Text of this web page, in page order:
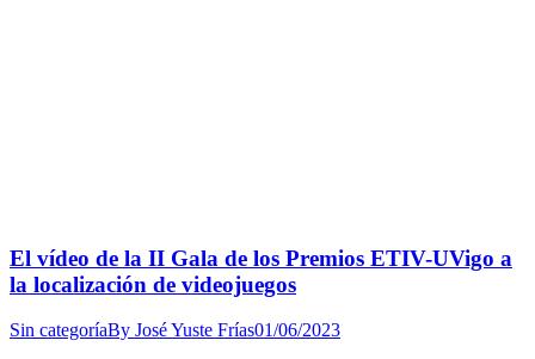
El vídeo de la II Gala de los Premios ETIV-UVigo a
la localización de videojuegos
Sin categoríaBy José Yuste Frías01/06/2023